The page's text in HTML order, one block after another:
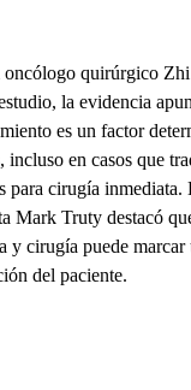
oncólogo quirúrgico
la evidencia
es un factor
incluso en casos que
para cirugía inmediata.
Mark Truty destacó
y cirugía puede marcar
del paciente.